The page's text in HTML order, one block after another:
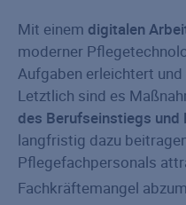
Mit einem digitalen
moderner
Aufgaben erleichtert
Letztlich sind es
des Berufseinstiegs und
langfristig dazu
Pflegefachpersonals
Fachkräftemangel